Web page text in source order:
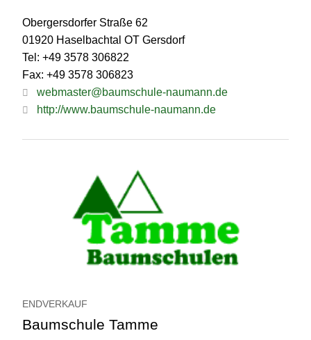
Obergersdorfer Straße 62
01920 Haselbachtal OT Gersdorf
Tel: +49 3578 306822
Fax: +49 3578 306823
webmaster@baumschule-naumann.de
http://www.baumschule-naumann.de
ENDVERKAUF
Baumschule Tamme